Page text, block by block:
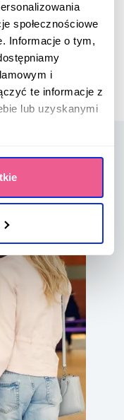
społecznościowe
Informacje o tym,
i
te informacje z
lub uzyskanymi
NASTĘPNY